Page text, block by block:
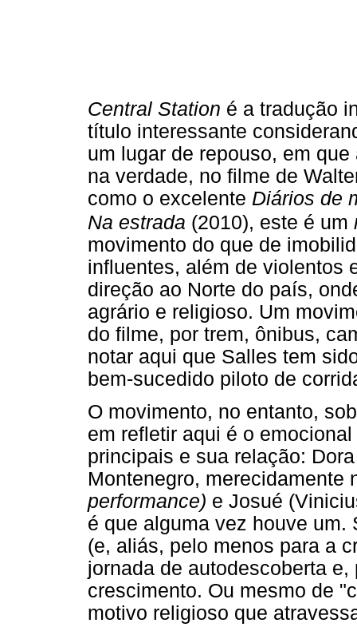
Central Station é a tradução
título interessante
um lugar de repouso, em
na verdade, no filme de
como o excelente Diários de
Na estrada (2010), este é um
movimento do que de
influentes, além de violentos
direção ao Norte do país,
agrário e religioso. Um
do filme, por trem, ônibus,
notar aqui que Salles tem
bem-sucedido piloto de
O movimento, no entanto,
em refletir aqui é o
principais e sua relação:
Montenegro, merecidamente
performance) e Josué
é que alguma vez houve
(e, aliás, pelo menos para a
jornada de autodescoberta
crescimento. Ou mesmo de
motivo religioso que